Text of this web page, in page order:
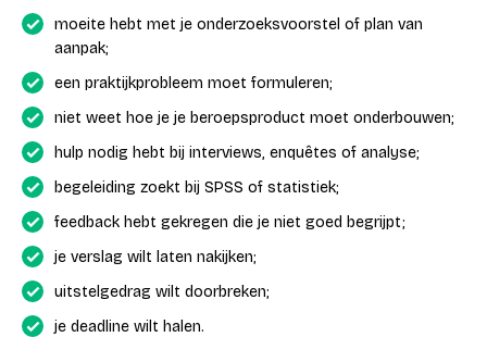
moeite hebt met je onderzoeksvoorstel of plan van
aanpak;
een praktijkprobleem moet formuleren;
niet weet hoe je je beroepsproduct moet onderbouwen;
hulp nodig hebt bij interviews, enquêtes of analyse;
begeleiding zoekt bij SPSS of statistiek;
feedback hebt gekregen die je niet goed begrijpt;
je verslag wilt laten nakijken;
uitstelgedrag wilt doorbreken;
je deadline wilt halen.